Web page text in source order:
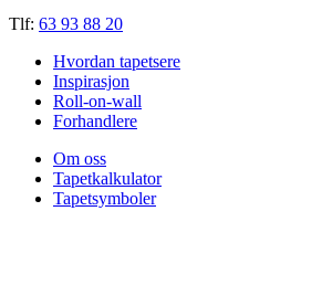
Tlf: 63 93 88 20
Hvordan tapetsere
Inspirasjon
Roll-on-wall
Forhandlere
Om oss
Tapetkalkulator
Tapetsymboler